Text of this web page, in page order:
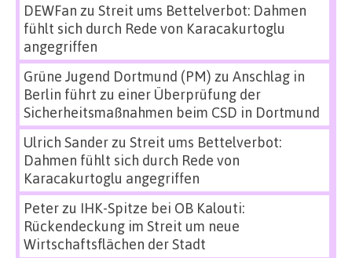
DEWFan zu Streit ums Bettelverbot: Dahmen
fühlt sich durch Rede von Karacakurtoglu
angegriffen
Grüne Jugend Dortmund (PM) zu Anschlag in
Berlin führt zu einer Überprüfung der
Sicherheitsmaßnahmen beim CSD in Dortmund
Ulrich Sanderzu Streit ums Bettelverbot:
Dahmen fühlt sich durch Rede von
Karacakurtoglu angegriffen
Peterzu IHK-Spitze bei OB Kalouti:
Rückendeckung im Streit um neue
Wirtschaftsflächen der Stadt